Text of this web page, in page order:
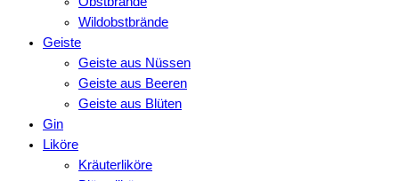
Wildobstbrände
Geiste
Geiste aus Nüssen
Geiste aus Beeren
Geiste aus Blüten
Gin
Liköre
Kräuterliköre